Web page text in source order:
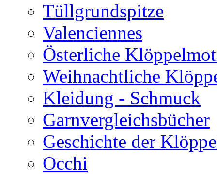
Tüllgrundspitze
Valenciennes
Österliche
Weihnachtliche
Kleidung - Schmuck
Garnvergleichsbücher
Geschichte der
Occhi